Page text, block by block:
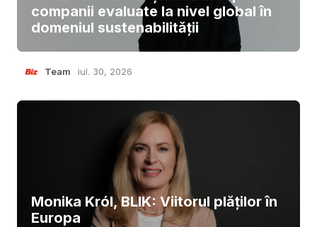
companii evaluate la nivel global în
domeniul sustenabilității
Team iul. 30, 2026
Monika Król, BLIK: Viitorul plăților în
Europa